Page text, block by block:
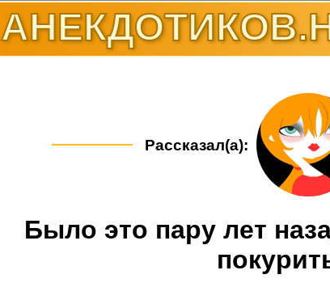
Рассказал(а):
Было это пару лет